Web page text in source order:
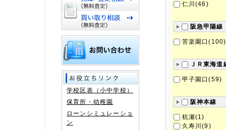
仁川(46)
阪急甲陽線
苦楽園口(100)
ＪＲ東海道
甲子園口(59)
阪神本線
杭瀬(1)
久寿川(9)
学校区表（小中学校）
保育所・幼稚園
ローンシミュレーショ
ン